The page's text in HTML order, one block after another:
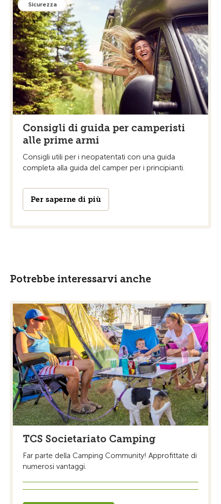
Sicurezza
Consigli di guida per camperisti
alle prime armi
Consigli utili per i neopatentati con una guida
completa alla guida del camper per i principianti.
Per saperne di più
Potrebbe interessarvi anche
TCS Societariato Camping
Far parte della Camping Community! Approfittate di
numerosi vantaggi.